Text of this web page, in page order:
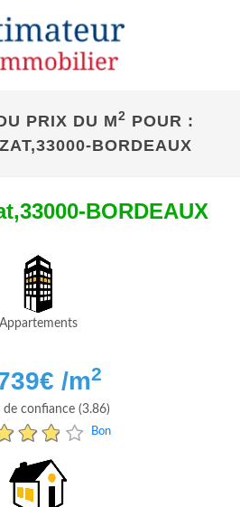
PRIX DU M2 POUR :
BORDEAUX
BORDEAUX
Appartements
€ /m2
de confiance (3.86)
Bon